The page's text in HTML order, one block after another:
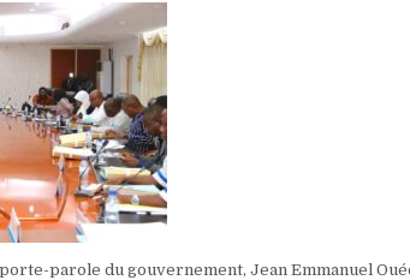
parole du gouvernement, Jean Emmanuel